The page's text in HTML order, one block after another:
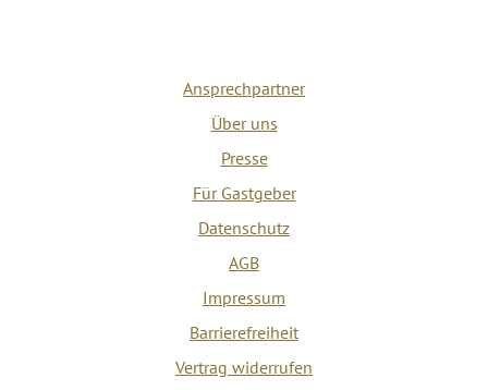
Ansprechpartner
Über uns
Presse
Für Gastgeber
Datenschutz
AGB
Impressum
Barrierefreiheit
Vertrag widerrufen